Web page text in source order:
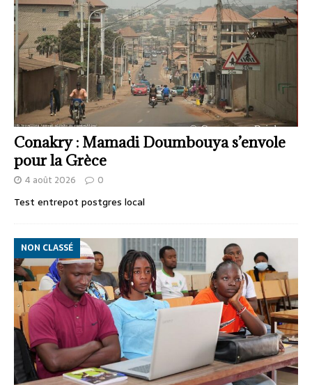
Conakry : Mamadi Doumbouya s’envole
pour la Grèce
4 août 2026 0
Test entrepot postgres local
NON CLASSÉ